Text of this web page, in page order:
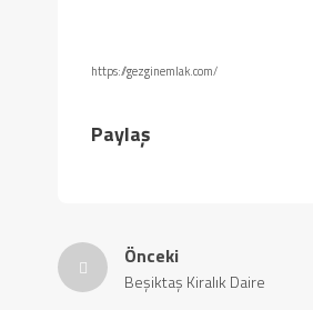
https://gezginemlak.com/
Paylaş
Önceki
Beşiktaş Kiralık Daire